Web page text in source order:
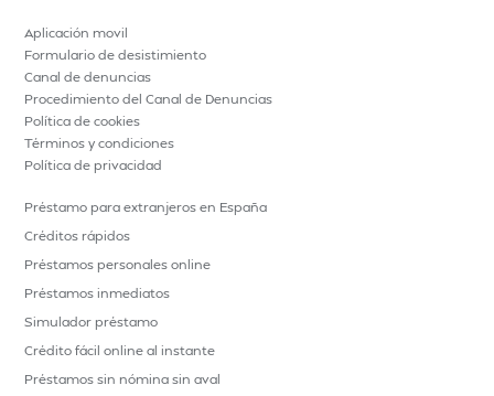
Aplicación movil
Formulario de desistimiento
Canal de denuncias
Procedimiento del Canal de Denuncias
Política de cookies
Términos y condiciones
Política de privacidad
Préstamo para extranjeros en España
Créditos rápidos
Préstamos personales online
Préstamos inmediatos
Simulador préstamo
Crédito fácil online al instante
Préstamos sin nómina sin aval